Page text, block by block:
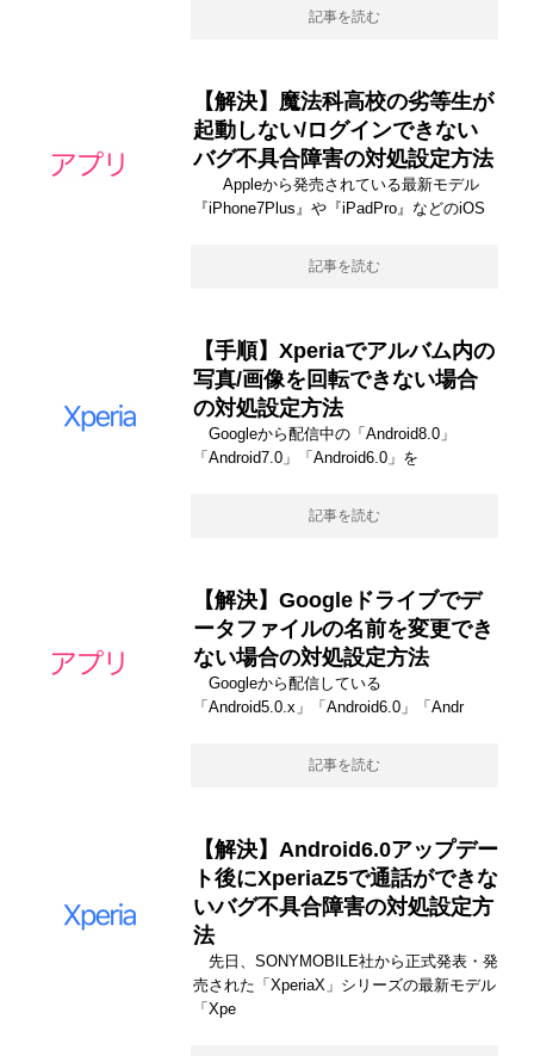
記事を読む
【解決】魔法科高校の劣等生が
起動しない/ログインできない
バグ不具合障害の対処設定方法
Appleから発売されている最新モデル
『iPhone7Plus』や『iPadPro』などのiOS
記事を読む
【手順】Xperiaでアルバム内の
写真/画像を回転できない場合
の対処設定方法
Googleから配信中の「Android8.0」
「Android7.0」「Android6.0」を
記事を読む
【解決】Googleドライブでデ
ータファイルの名前を変更でき
ない場合の対処設定方法
Googleから配信している
「Android5.0.x」「Android6.0」「Andr
記事を読む
【解決】Android6.0アップデー
ト後にXperiaZ5で通話ができな
いバグ不具合障害の対処設定方
法
先日、SONYMOBILE社から正式発表・発
売された「XperiaX」シリーズの最新モデル
「Xpe